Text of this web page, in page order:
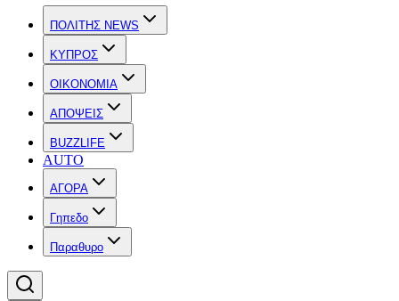
ΠΟΛΙΤΗΣ NEWS
ΚΥΠΡΟΣ
OIKONOMIA
ΑΠΟΨΕΙΣ
BUZZLIFE
AUTO
ΑΓΟΡΑ
Γηπεδο
Παραθυρο